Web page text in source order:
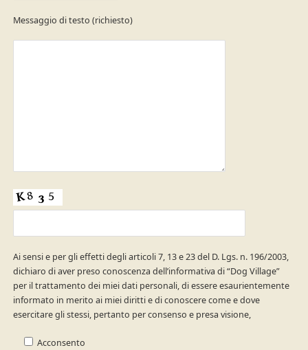
Messaggio di testo (richiesto)
Ai sensi e per gli effetti degli articoli 7, 13 e 23 del D. Lgs. n. 196/2003,
dichiaro di aver preso conoscenza dell’informativa di “Dog Village”
per il trattamento dei miei dati personali, di essere esaurientemente
informato in merito ai miei diritti e di conoscere come e dove
esercitare gli stessi, pertanto per consenso e presa visione,
Acconsento